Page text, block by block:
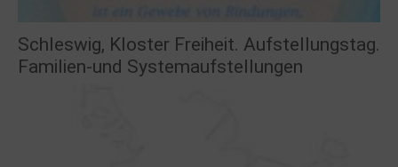
Schleswig, Kloster Freiheit. Aufstellungstag.
Familien-und Systemaufstellungen